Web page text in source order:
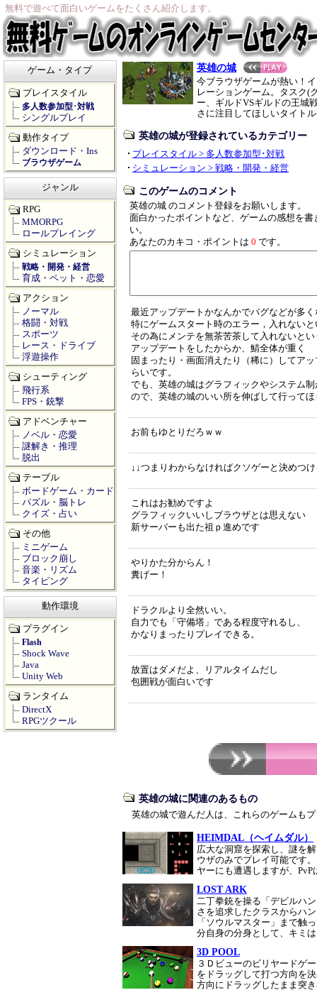
無料で遊べて面白いゲームをたくさん紹介します。
英雄の城
今ブラウザゲームが熱い！
レーションゲーム。タスク(
ー、ギルドVSギルドの王城
さに注目してほしいタイト
英雄の城が登録されているカテゴリー
プレイスタイル > 多人数参加型･対戦
シミュレーション > 戦略・開発・経営
このゲームのコメント
英雄の城 のコメント登録をお願いします。
面白かったポイントなど、ゲームの感想を書
い。
あなたのカキコ・ポイントは 0 です。
最近アップデートかなんかでバグなどが多
特にゲームスタート時のエラー，入れない
その為にメンテを無茶苦茶して入れないと
アップデートをしたからか、鯖全体が重く
固まったり・画面消えたり（稀に）してア
らいです。
でも、英雄の城はグラフィックやシステム
ので、英雄の城のいい所を伸ばして行って
お前もゆとりだろｗｗ
↓↓つまりわからなければクソゲーと決めつ
これはお勧めですよ
グラフィックいいしブラウザとは思えない
新サーバーも出た祖ｐ進めです
やりかた分からん！
糞げー！
ドラクルより全然いい。
自力でも「守備塔」である程度守れるし、
かなりまったりプレイできる。
放置はダメだよ、リアルタイムだし
包囲戦が面白いです
英雄の城に関連のあるもの
英雄の城で遊んだ人は、これらのゲームも
HEIMDAL（ヘイムダル）
広大な洞窟を探索し、謎を
ウザのみでプレイ可能です
ヤーにも遭遇しますが、
LOST ARK
二丁拳銃を操る「デビルハ
さを追求したクラスからハ
「ソウルマスター」まで触
分自身の分身として、キミ
3D POOL
３Ｄビューのビリヤードゲ
をドラッグして打つ方向を
方向にドラッグしたまま突
ゲーム・タイプ
プレイスタイル
多人数参加型･対戦
シングルプレイ
動作タイプ
ダウンロード・Ins
ブラウザゲーム
ジャンル
RPG
MMORPG
ロールプレイング
シミュレーション
戦略・開発・経営
育成・ペット・恋愛
アクション
ノーマル
格闘・対戦
スポーツ
レース・ドライブ
浮遊操作
シューティング
飛行系
FPS・銃撃
アドベンチャー
ノベル・恋愛
謎解き・推理
脱出
テーブル
ボードゲーム・カード
パズル・脳トレ
クイズ・占い
その他
ミニゲーム
ブロック崩し
音楽・リズム
タイピング
動作環境
プラグイン
Flash
Shock Wave
Java
Unity Web
ランタイム
DirectX
RPGツクール